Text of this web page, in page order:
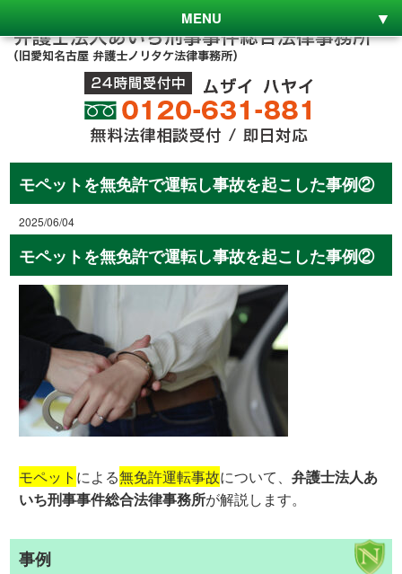
MENU
モペットを無免許で運転し事故を起こした事例②
2025/06/04
モペットを無免許で運転し事故を起こした事例②
モペット による無免許運転事故について、弁護士法人あ
いち刑事事件総合法律事務所が解説します。
事例